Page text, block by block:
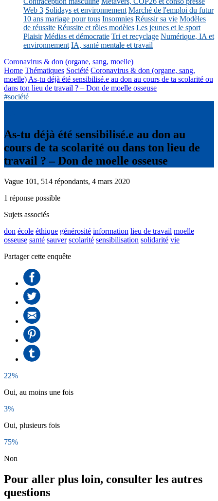
Web 3 Solidays et environnement Marché de l'emploi du futur
10 ans mariage pour tous Insomnies Réussir sa vie Modèles
de réussite Réussite et rôles modèles Les jeunes et le sport
Plaisir Médias et démocratie Tri et recyclage Numérique, IA et
environnement IA, santé mentale et travail
Coronavirus & don (organe, sang, moelle)
Home Thématiques Société Coronavirus & don (organe, sang,
moelle) As-tu déjà été sensibilisé.e au don au cours de ta scolarité ou
dans ton lieu de travail ? – Don de moelle osseuse
#société
As-tu déjà été sensibilisé.e au don au
cours de ta scolarité ou dans ton lieu de
travail ? – Don de moelle osseuse
Vague 101, 514 répondants, 4 mars 2020
1 réponse possible
Sujets associés
don école éthique générosité information lieu de travail moelle
osseuse santé sauver scolarité sensibilisation solidarité vie
Partager cette enquête
22%
Oui, au moins une fois
3%
Oui, plusieurs fois
75%
Non
Pour aller plus loin, consulter les autres
questions